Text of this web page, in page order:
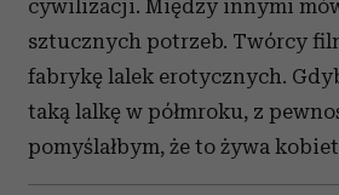
cywilizacji. Między innymi
sztucznych potrzeb. Twórcy
fabrykę lalek erotycznych.
taką lalkę w półmroku, z
pomyślałbym, że to żywa